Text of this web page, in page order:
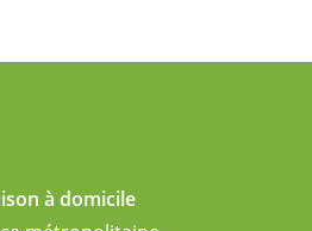
à domicile